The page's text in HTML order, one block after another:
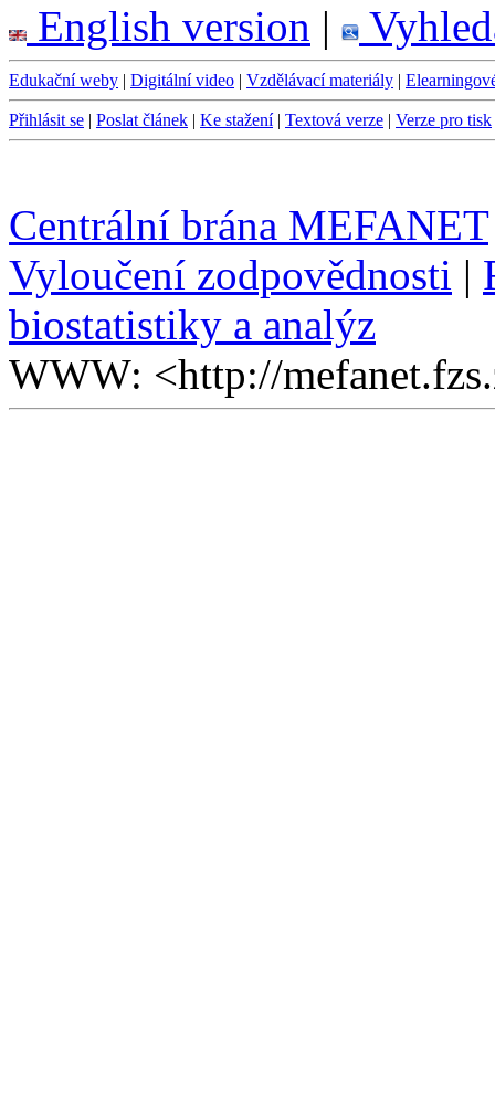
English version |
Edukační weby | Digitální video | Vzdělávací materiály |
Přihlásit se | Poslat článek | Ke stažení| Textová verze | Verze pro tisk
Centrální brána MEFANET
Vyloučení zodpovědnosti |
biostatistiky a analýz
WWW: <http://